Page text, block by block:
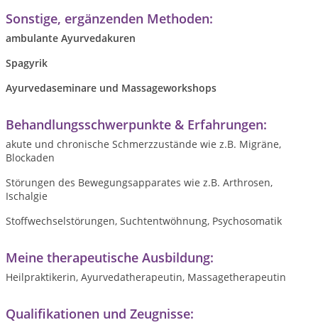
Sonstige, ergänzenden Methoden:
ambulante Ayurvedakuren
Spagyrik
Ayurvedaseminare und Massageworkshops
Behandlungsschwerpunkte & Erfahrungen:
akute und chronische Schmerzzustände wie z.B. Migräne,
Blockaden
Störungen des Bewegungsapparates wie z.B. Arthrosen,
Ischalgie
Stoffwechselstörungen, Suchtentwöhnung, Psychosomatik
Meine therapeutische Ausbildung:
Heilpraktikerin, Ayurvedatherapeutin, Massagetherapeutin
Qualifikationen und Zeugnisse: